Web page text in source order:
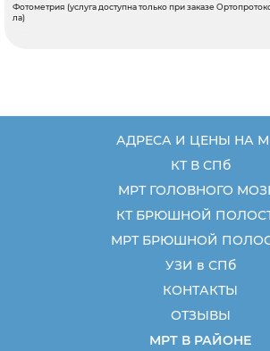
Фотометрия (услуга доступна только при заказе
ла)
АДРЕСА И ЦЕНЫ НА
КТ В СПб
МРТ ГОЛОВНОГО
КТ БРЮШНОЙ
МРТ БРЮШНОЙ
УЗИ в СПб
КОНТАКТЫ
ОТЗЫВЫ
МРТ В РАЙОНЕ